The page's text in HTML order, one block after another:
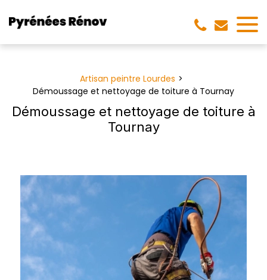
Artisan peintre Lourdes
Démoussage et nettoyage de toiture à Tournay
Démoussage et nettoyage de toiture à
Tournay